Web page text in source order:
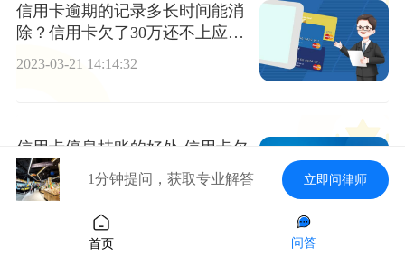
信用卡逾期的记录多长时间能消
除？信用卡欠了30万还不上应该
2023-03-21 14:14:32
信用卡停息挂账的好处 信用卡欠
了30万还不上会有哪些后果？|天
天报资讯
2023-03-21 14:14:32
1分钟提问，获取专业解答 立即问律师
首页 问答